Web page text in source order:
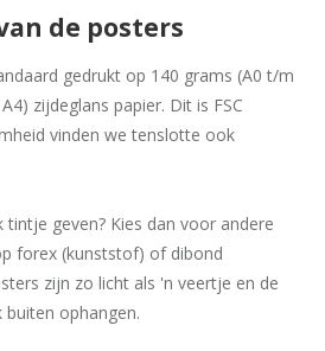
de posters
gedrukt op 140 grams (A0 t/m
zijdeglans papier. Dit is FSC
vinden we tenslotte ook
geven? Kies dan voor andere
forex (kunststof) of dibond
zijn zo licht als 'n veertje en de
ophangen.